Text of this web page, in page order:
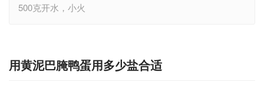
500克开水，小火
用黄泥巴腌鸭蛋用多少盐合适